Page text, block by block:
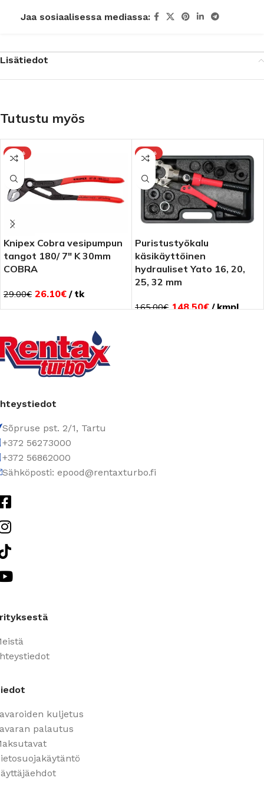
Jaa sosiaalisessa mediassa:
Lisätiedot
Tutustu myös
-10%
Knipex Cobra vesipumpun
tangot 180/ 7″ K 30mm
COBRA
29.00€ 26.10€ tk
-10%
Puristustyökalu
käsikäyttöinen
hydrauliset Yato 16, 20,
25, 32 mm
165.00€ 148.50€ kmpl
Sõpruse pst. 2/1, Tartu
+372 56273000
+372 56862000
Sähköposti: epood@rentaxturbo.fi
kuljetus
palautus